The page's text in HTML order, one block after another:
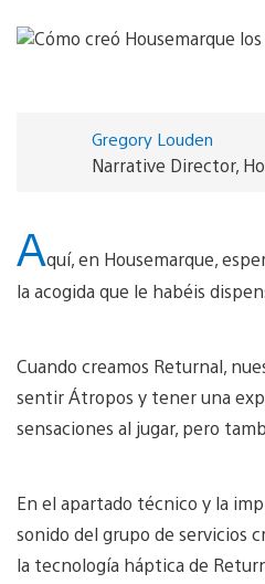
Gregory Louden
Narrative Director,
Aquí, en Housemarque,
la acogida que le habéis
Cuando creamos Returnal,
sentir Átropos y tener una
sensaciones al jugar, pero
En el apartado técnico y la
sonido del grupo de servicios
la tecnología háptica de